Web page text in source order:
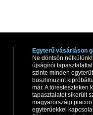
Egyterű vásárláson
Ne döntsön
újságírói
szinte minden
buszlimuzint
már. A törésteszteken
tapasztalatot sikerült
magyarországi
egyterűekkel